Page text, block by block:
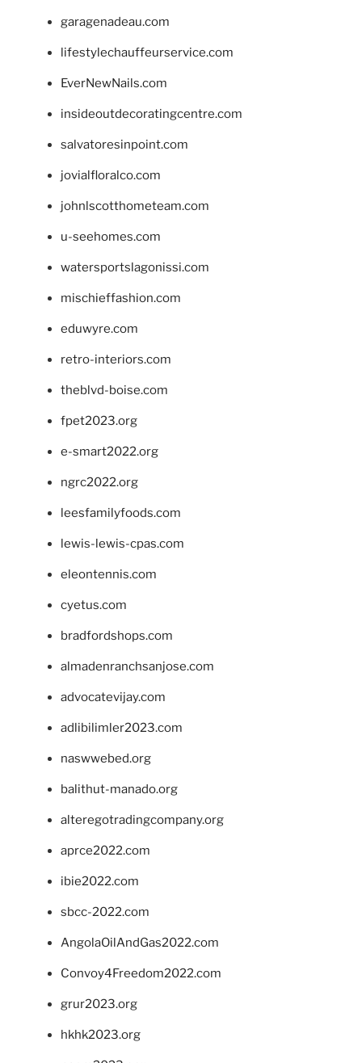
garagenadeau.com
lifestylechauffeurservice.com
EverNewNails.com
insideoutdecoratingcentre.com
salvatoresinpoint.com
jovialfloralco.com
johnlscotthometeam.com
u-seehomes.com
watersportslagonissi.com
mischieffashion.com
eduwyre.com
retro-interiors.com
theblvd-boise.com
fpet2023.org
e-smart2022.org
ngrc2022.org
leesfamilyfoods.com
lewis-lewis-cpas.com
eleontennis.com
cyetus.com
bradfordshops.com
almadenranchsanjose.com
advocatevijay.com
adlibilimler2023.com
naswwebed.org
balithut-manado.org
alteregotradingcompany.org
aprce2022.com
ibie2022.com
sbcc-2022.com
AngolaOilAndGas2022.com
Convoy4Freedom2022.com
grur2023.org
hkhk2023.org